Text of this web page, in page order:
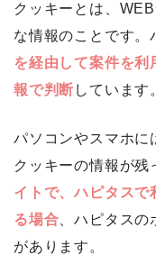
クッキーとは、
な情報のことです。
を経由して案件を利
報で判断 しています
パソコンやスマホに
クッキーの情報が残
イトで、ハピタスで
る場合 、ハピタス
があります。